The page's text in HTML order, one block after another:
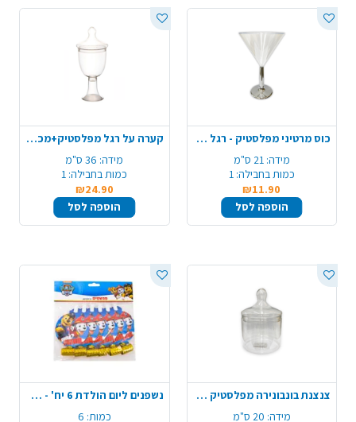
כוס מרטיני מפלסטיק - רגל כסף
מידה: 21 ס"מ
כמות בחבילה: 1
₪11.90
הוספה לסל
קערה על רגל מפלסטיק+מכסה 36 ס"מ - שקוף
מידה: 36 ס"מ
כמות בחבילה: 1
₪24.90
הוספה לסל
צנצנת בונבונירה מפלסטיק - שקוף
מידה: 20 ס"מ
נשפנים ליום הולדת 6 יח' - מפרץ ההרפתקאות
כמות: 6